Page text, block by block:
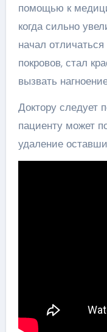
помощью к
когда сильно
начал
покровов, стал
вызвать
Доктору следует
пациенту может
удаление